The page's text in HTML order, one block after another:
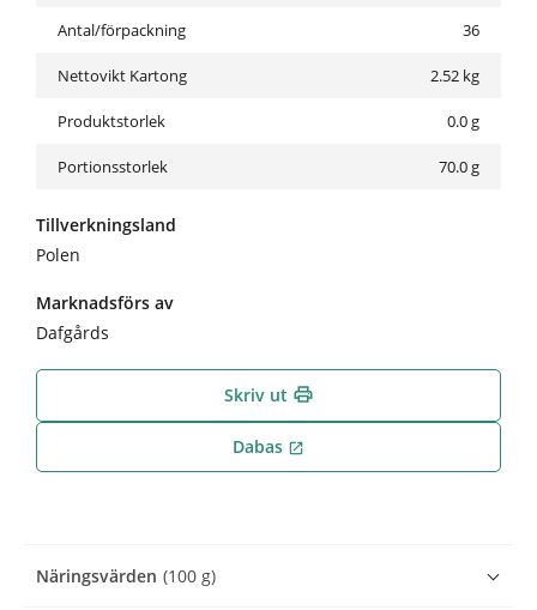
Antal/förpackning 36
Nettovikt Kartong 2.52 kg
Produktstorlek 0.0 g
Portionsstorlek 70.0 g
Tillverkningsland
Polen
Marknadsförs av
Dafgårds
Skriv ut print
Dabas open_in_new
Näringsvärden (100 g)